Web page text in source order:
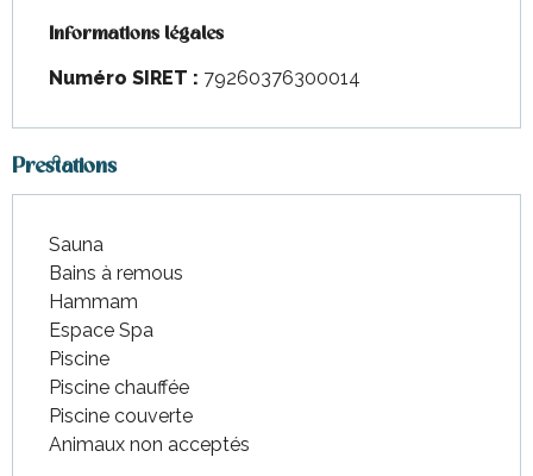
Informations légales
Informations légales
Numéro SIRET : 79260376300014
Prestations
Sauna
Bains à remous
Hammam
Espace Spa
Piscine
Piscine chauffée
Piscine couverte
Animaux non acceptés